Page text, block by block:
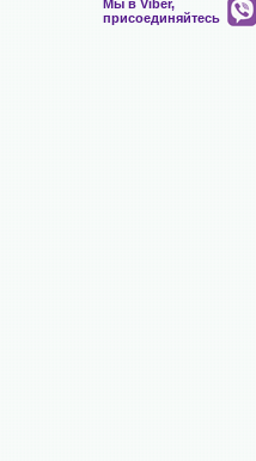
Мы в Viber,
присоединяйтесь